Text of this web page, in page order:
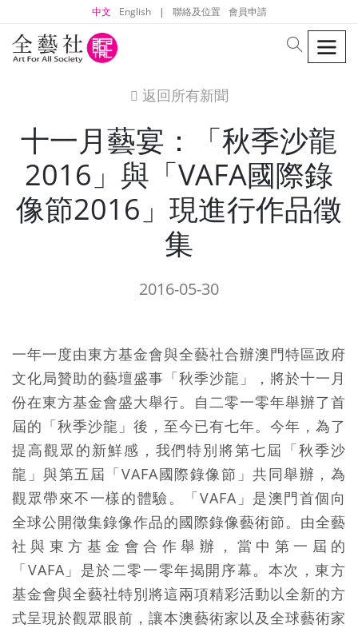
中文 English | 聯絡及位置 會員申請
search
icon
返回所有新聞
十一月藝宴：「秋季沙龍
2016」與「VAFA國際錄
像節2016」現進行作品徵
集
2016-05-30
一年一度由東方基金會與全藝社合辦澳門特區政府
文化局贊助的藝壇盛事「秋季沙龍」，將於十一月
份在東方基金會盛大舉行。自二零一零年舉辦了首
屆的「秋季沙龍」後，至今已有七年。今年，為了
提高觀眾的新鮮感，我們特別將第七屆「秋季沙
龍」與第五屆「VAFA國際錄像節」共同舉辦，為
觀眾帶來不一樣的體驗。「VAFA」是澳門首個向
全球公開徵集錄像作品的國際錄像藝術節。由全藝
社與東方基金會合作舉辦，當中第一屆的
「VAFA」是於二零一零年揭開序幕。本次，東方
基金會與全藝社特別將這兩項精彩活動以全新的方
式呈現於觀眾眼前，讓本澳藝術家以及全球藝術家